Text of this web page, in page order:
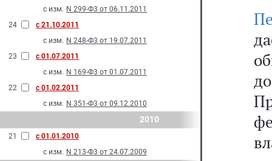
с изм. N 299-Ф3 от 06.11.2011
24
с 21.10.2011
с изм. N 248-Ф3 от 19.07.2011
23
с 01.07.2011
с изм. N 169-Ф3 от 01.07.2011
22
с 01.02.2011
с изм. N 351-Ф3 от 09.12.2010
2010
21
с 01.01.2010
с изм. N 213-Ф3 от 24.07.2009